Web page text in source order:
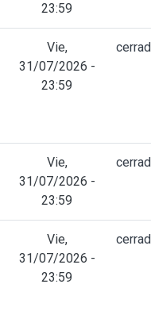
23:59
Vie,
31/07/2026 -
23:59
Vie,
31/07/2026 -
23:59
Vie,
31/07/2026 -
23:59